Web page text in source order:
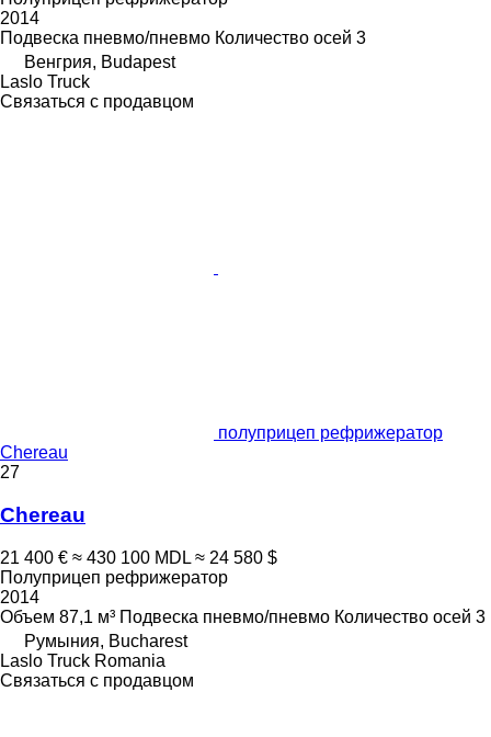
2014
Подвеска пневмо/пневмо Количество осей 3
Венгрия, Budapest
Laslo Truck
Связаться с продавцом
полуприцеп рефрижератор
Chereau
27
Chereau
21 400 € ≈ 430 100 MDL ≈ 24 580 $
Полуприцеп рефрижератор
2014
Объем 87,1 м³ Подвеска пневмо/пневмо Количество осей 3
Румыния, Bucharest
Laslo Truck Romania
Связаться с продавцом